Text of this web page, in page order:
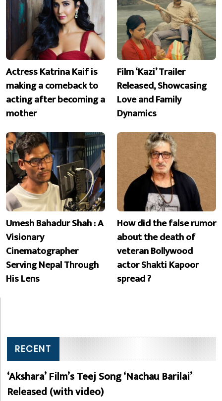
Actress Katrina Kaif is
making a comeback to
acting after becoming a
mother
Film ‘Kazi’ Trailer
Released, Showcasing
Love and Family
Dynamics
Umesh Bahadur Shah : A
Visionary
Cinematographer
Serving Nepal Through
His Lens
How did the false rumor
about the death of
veteran Bollywood
actor Shakti Kapoor
spread ?
RECENT
‘Akshara’ Film’s Teej Song ‘Nachau Barilai’
Released (with video)